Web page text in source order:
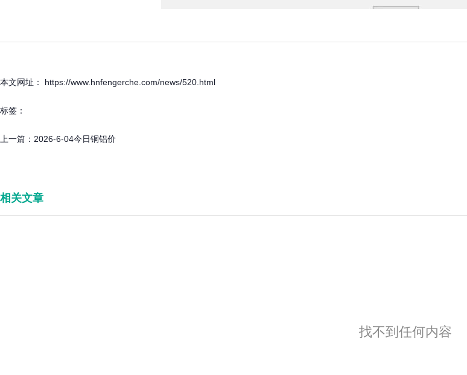
本文网址： https://www.hnfengerche.com/news/520.html
标签：
上一篇： 2026-6-04今日铜铝价
相关文章
找不到任何内容